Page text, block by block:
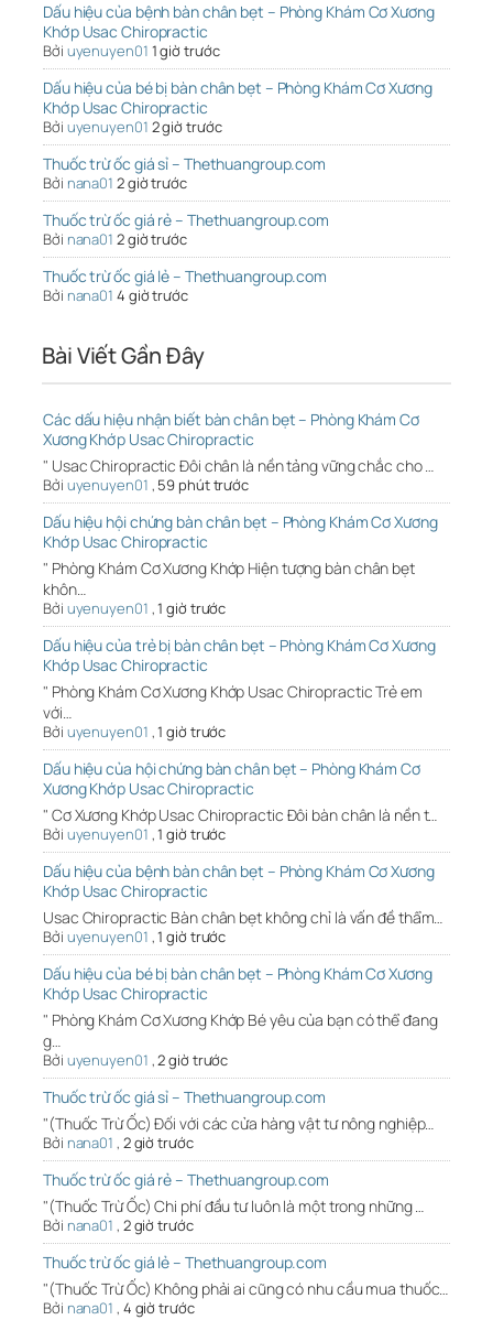
Dấu hiệu của bệnh bàn chân bẹt – Phòng Khám Cơ Xương
Khớp Usac Chiropractic
Bởi uyenuyen01 1 giờ trước
Dấu hiệu của bé bị bàn chân bẹt – Phòng Khám Cơ Xương
Khớp Usac Chiropractic
Bởi uyenuyen01 2 giờ trước
Thuốc trừ ốc giá sỉ – Thethuangroup.com
Bởi nana01 2 giờ trước
Thuốc trừ ốc giá rẻ – Thethuangroup.com
Bởi nana01 2 giờ trước
Thuốc trừ ốc giá lẻ – Thethuangroup.com
Bởi nana01 4 giờ trước
Bài Viết Gần Đây
Các dấu hiệu nhận biết bàn chân bẹt – Phòng Khám Cơ
Xương Khớp Usac Chiropractic
" Usac Chiropractic Đôi chân là nền tảng vững chắc cho …
Bởi uyenuyen01 , 59 phút trước
Dấu hiệu hội chứng bàn chân bẹt – Phòng Khám Cơ Xương
Khớp Usac Chiropractic
" Phòng Khám Cơ Xương Khớp Hiện tượng bàn chân bẹt
khôn…
Bởi uyenuyen01 ,1 giờ trước
Dấu hiệu của trẻ bị bàn chân bẹt – Phòng Khám Cơ Xương
Khớp Usac Chiropractic
" Phòng Khám Cơ Xương Khớp Usac Chiropractic Trẻ em
với…
Bởi uyenuyen01 ,1 giờ trước
Dấu hiệu của hội chứng bàn chân bẹt – Phòng Khám Cơ
Xương Khớp Usac Chiropractic
" Cơ Xương Khớp Usac Chiropractic Đôi bàn chân là nền t…
Bởi uyenuyen01 ,1 giờ trước
Dấu hiệu của bệnh bàn chân bẹt – Phòng Khám Cơ Xương
Khớp Usac Chiropractic
Usac Chiropractic Bàn chân bẹt không chỉ là vấn đề thẩm…
Bởi uyenuyen01 ,1 giờ trước
Dấu hiệu của bé bị bàn chân bẹt – Phòng Khám Cơ Xương
Khớp Usac Chiropractic
" Phòng Khám Cơ Xương Khớp Bé yêu của bạn có thể đang
g…
Bởi uyenuyen01 ,2 giờ trước
Thuốc trừ ốc giá sỉ – Thethuangroup.com
"(Thuốc Trừ Ốc) Đối với các cửa hàng vật tư nông nghiệp…
Bởi nana01 , 2 giờ trước
Thuốc trừ ốc giá rẻ – Thethuangroup.com
"(Thuốc Trừ Ốc) Chi phí đầu tư luôn là một trong những …
Bởi nana01 , 2 giờ trước
Thuốc trừ ốc giá lẻ – Thethuangroup.com
"(Thuốc Trừ Ốc) Không phải ai cũng có nhu cầu mua thuốc…
Bởi nana01 , 4 giờ trước